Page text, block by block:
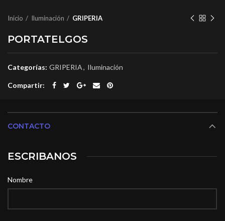
Inicio Iluminación GRIPERIA
PORTATELGOS
Categorías: GRIPERIA, Iluminación
Compartir
CONTACTO
ESCRIBANOS
Nombre